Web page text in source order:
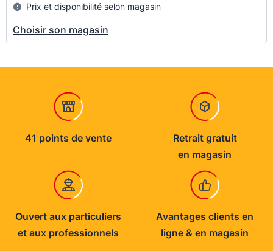
Prix et disponibilité selon magasin
Choisir son magasin
41 points de vente
Retrait gratuit
en magasin
Ouvert aux particuliers
et aux professionnels
Avantages clients en
ligne & en magasin